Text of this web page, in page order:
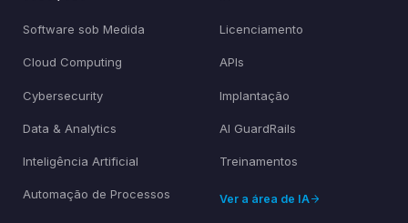
Software sob Medida
Cloud Computing
Cybersecurity
Data & Analytics
Inteligência Artificial
Automação de Processos
Licenciamento
APIs
Implantação
AI GuardRails
Treinamentos
Ver a área de IA